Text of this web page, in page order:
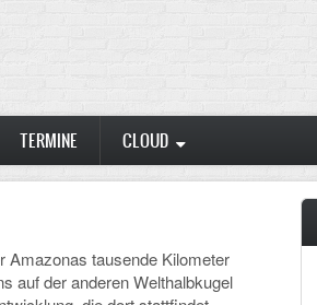
TERMINE CLOUD
Amazonas tausende Kilometer
auf der anderen Welthalbkugel